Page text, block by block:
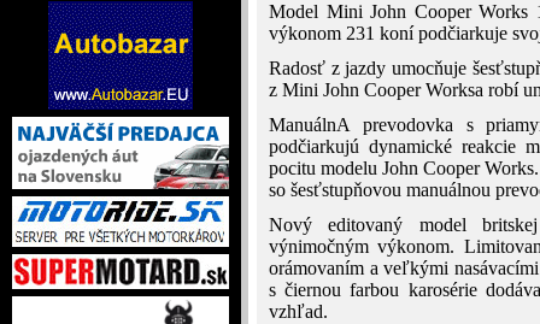
Model Mini John Cooper Works
výkonom 231 koní podčiarkuje
Radosť z jazdy umocňuje
z Mini John Cooper Worksa robí
ManuálnA prevodovka s
podčiarkujú dynamické reakcie
pocitu modelu John Cooper
so šesťstupňovou manuálnou
Nový editovaný model
výnimočným výkonom.
orámovaním a veľkými
s čiernou farbou karosérie
vzhľad.